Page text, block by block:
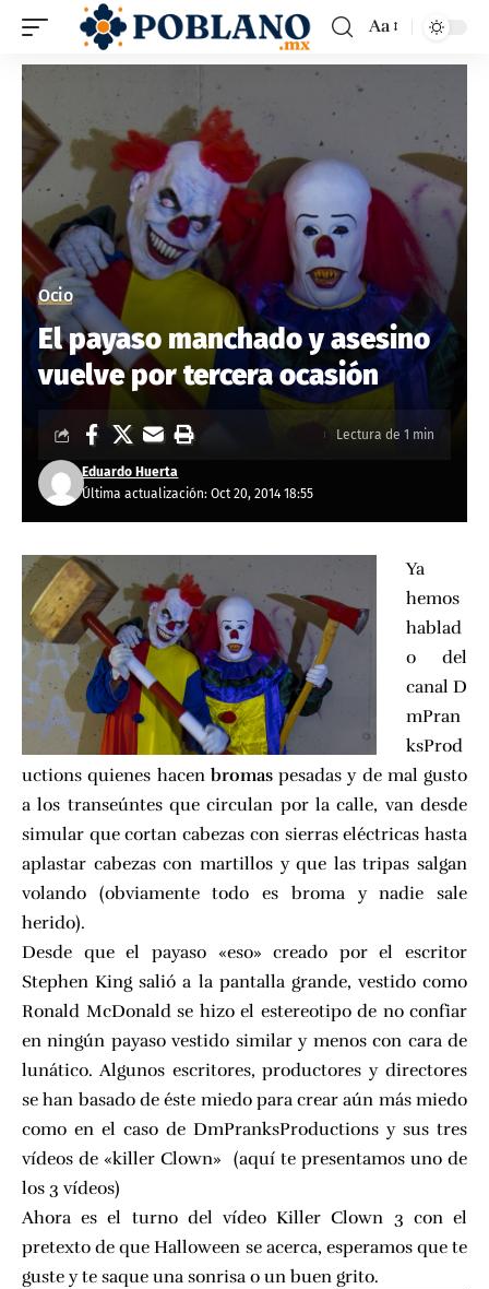
Aa
Ocio
El payaso manchado y asesino
vuelve por tercera ocasión
Última actualización: Oct 20, 2014 18:55
Eduardo Huerta
Lectura de 1 min
Ya
hemos
hablad
o del
canal D
mPran
ksProd
uctions quienes hacen bromaspesadas y de mal gusto
a los transeúntes que circulan por la calle, van desde
simular que cortan cabezas con sierras eléctricas hasta
aplastar cabezas con martillos y que las tripas salgan
volando (obviamente todo es broma y nadie sale
herido).
Desde que el payaso «eso» creado por el escritor
Stephen King salió a la pantalla grande, vestido como
Ronald McDonald se hizo el estereotipo de no confiar
en ningún payaso vestido similar y menos con cara de
lunático. Algunos escritores, productores y directores
se han basado de éste miedo para crear aún más miedo
como en el caso de DmPranksProductions y sus tres
vídeos de «killer Clown» (aquí te presentamos uno de
los 3 vídeos)
Ahora es el turno del vídeo Killer Clown 3 con el
pretexto de que Halloween se acerca, esperamos que te
guste y te saque una sonrisa o un buen grito.